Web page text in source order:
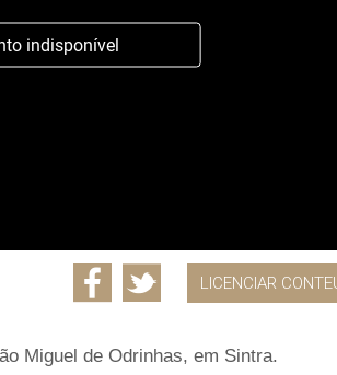
indisponível
LICENCIAR
Miguel de Odrinhas, em Sintra.